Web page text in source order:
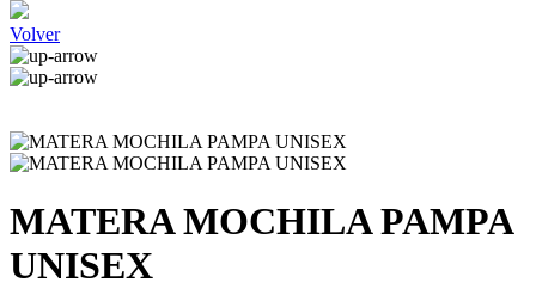
Volver
MATERA MOCHILA PAMPA
UNISEX